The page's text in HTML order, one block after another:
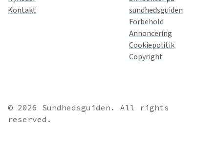
Kontakt
sundhedsguiden
Forbehold
Annoncering
Cookiepolitik
Copyright
© 2026 Sundhedsguiden. All rights
reserved.